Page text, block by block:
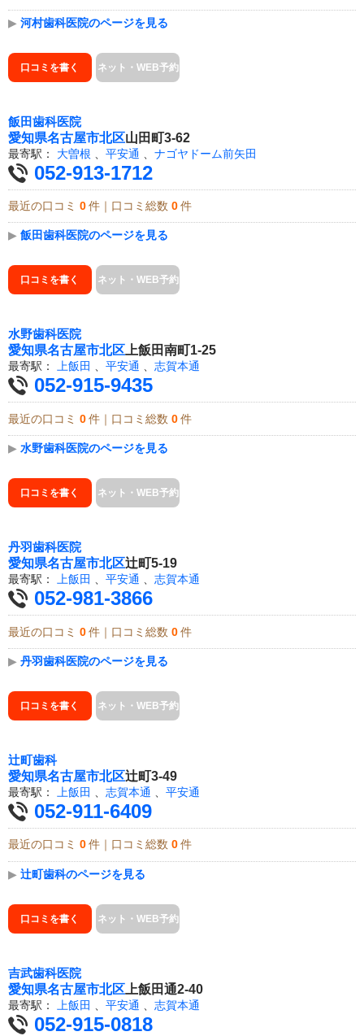
▶ 河村歯科医院のページを見る
口コミを書く ネット・WEB予約
飯田歯科医院
愛知県名古屋市北区山田町3-62
最寄駅： 大曽根 平安通 ナゴヤドーム前矢田
052-913-1712
最近の口コミ 0 件｜口コミ総数 0 件
▶ 飯田歯科医院のページを見る
口コミを書く ネット・WEB予約
水野歯科医院
愛知県名古屋市北区上飯田南町1-25
最寄駅： 上飯田 、 平安通 、 志賀本通
052-915-9435
最近の口コミ 0 件｜口コミ総数 0 件
▶ 水野歯科医院のページを見る
口コミを書く ネット・WEB予約
丹羽歯科医院
愛知県名古屋市北区辻町5-19
最寄駅： 上飯田 、 平安通 、 志賀本通
052-981-3866
最近の口コミ 0 件｜口コミ総数 0 件
▶ 丹羽歯科医院のページを見る
口コミを書く ネット・WEB予約
辻町歯科
愛知県名古屋市北区辻町3-49
最寄駅： 上飯田 志賀本通 平安通
052-911-6409
最近の口コミ 0 件｜口コミ総数 0 件
▶ 辻町歯科のページを見る
口コミを書く ネット・WEB予約
吉武歯科医院
愛知県名古屋市北区 上飯田通2-40
最寄駅： 上飯田 平安通 志賀本通
052-915-0818